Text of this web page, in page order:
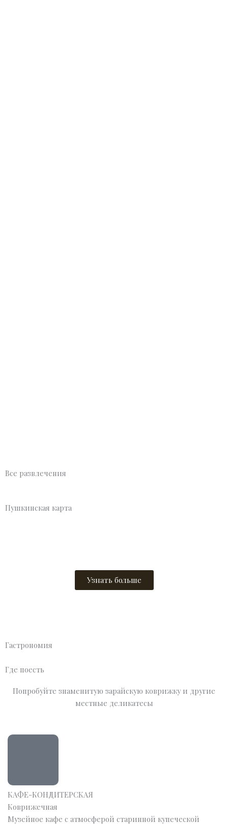
Все развлечения
Пушкинская карта
Узнать больше
Гастрономия
Где поесть
Попробуйте знаменитую зарайскую коврижку и другие
местные деликатесы
КАФЕ-КОНДИТЕРСКАЯ
Коврижечная
Музейное кафе с атмосферой старинной купеческой